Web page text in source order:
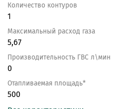
Количество контуров
1
Максимальный расход газа
5,67
Производительность ГВС л\мин
0
Отапливаемая площадь*
500